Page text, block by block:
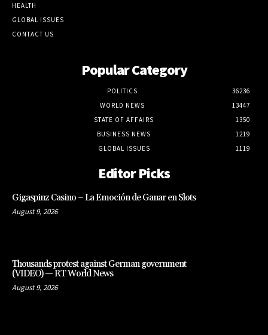
HEALTH
GLOBAL ISSUES
CONTACT US
Popular Category
POLITICS
36236
WORLD NEWS
13447
STATE OF AFFAIRS
1350
BUSINESS NEWS
1219
GLOBAL ISSUES
1119
Editor Picks
Gigaspinz Casino – La Emoción de Ganar en Slots
August 9, 2026
Thousands protest against German government
(VIDEO) — RT World News
August 9, 2026